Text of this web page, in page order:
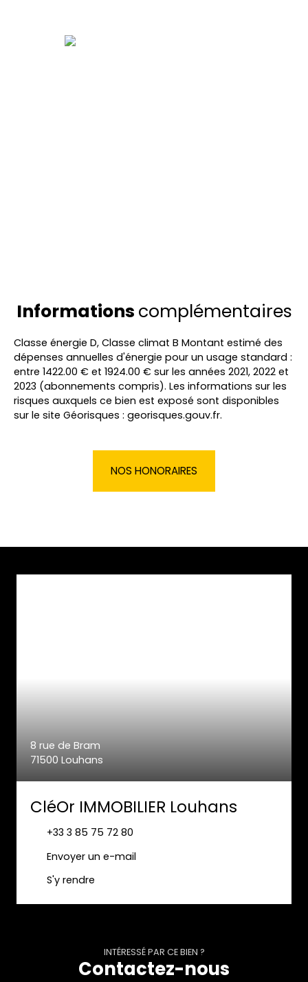
Informations complémentaires
Classe énergie D, Classe climat B Montant estimé des
dépenses annuelles d'énergie pour un usage standard :
entre 1422.00 € et 1924.00 € sur les années 2021, 2022 et
2023 (abonnements compris). Les informations sur les
risques auxquels ce bien est exposé sont disponibles
sur le site Géorisques : georisques.gouv.fr.
NOS HONORAIRES
8 rue de Bram
71500 Louhans
CléOr IMMOBILIER Louhans
+33 3 85 75 72 80
Envoyer un e-mail
S'y rendre
INTÉRESSÉ PAR CE BIEN ?
Contactez-nous